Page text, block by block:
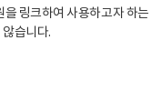
링크하여 사용하고자 하
습니다.